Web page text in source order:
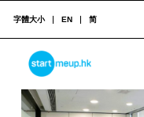
STARTMEUPHK
字體大小 EN 简
R